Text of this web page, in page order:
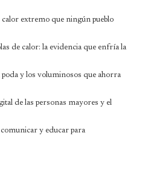
calor extremo que ningún pueblo
de calor: la evidencia que enfría la
poda y los voluminosos que ahorra
de las personas mayores y el
y educar para